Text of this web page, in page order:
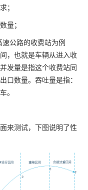
；
量；
公路的收费站为例
，也就是车辆从进入收
发量是指这个收费站同
口数量。吞吐量是指：
。
来测试，下图说明了性